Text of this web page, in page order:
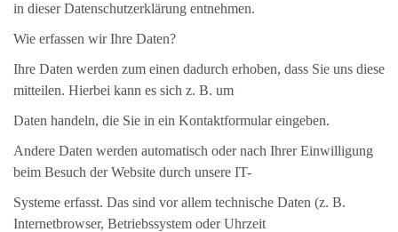
in dieser Datenschutzerklärung entnehmen.
Wie erfassen wir Ihre Daten?
Ihre Daten werden zum einen dadurch erhoben, dass Sie uns diese
mitteilen. Hierbei kann es sich z. B. um
Daten handeln, die Sie in ein Kontaktformular eingeben.
Andere Daten werden automatisch oder nach Ihrer Einwilligung
beim Besuch der Website durch unsere IT-
Systeme erfasst. Das sind vor allem technische Daten (z. B.
Internetbrowser, Betriebssystem oder Uhrzeit